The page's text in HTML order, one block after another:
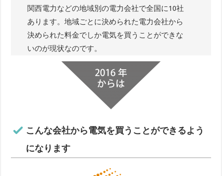
関西電力などの地域別の電力会社で全国に10社
あります。地域ごとに決められた電力会社から
決められた料金でしか電気を買うことができな
いのが現状なのです。
こんな会社から電気を買うことができるよう
になります